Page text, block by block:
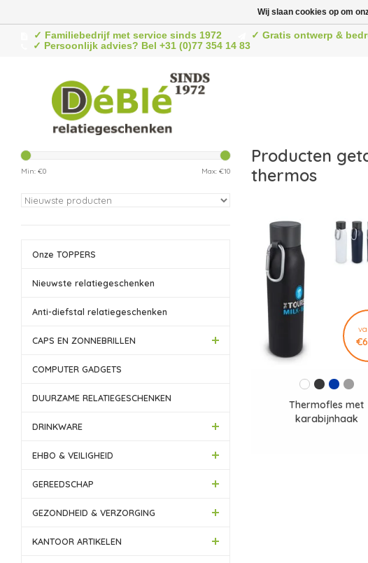
✓ Familiebedrijf met service sinds 1972 ✓ Gratis ontwerp &
✓ Persoonlijk advies? Bel +31 (0)77 354 14 83
Min: €0 Max: €10
Onze TOPPERS
Nieuwste relatiegeschenken
Anti-diefstal relatiegeschenken
CAPS EN ZONNEBRILLEN
COMPUTER GADGETS
DUURZAME RELATIEGESCHENKEN
DRINKWARE
EHBO & VEILIGHEID
GEREEDSCHAP
GEZONDHEID & VERZORGING
KANTOOR ARTIKELEN
Producten
thermos
Thermofles met
karabijnhaak
Wij slaan cookies op om